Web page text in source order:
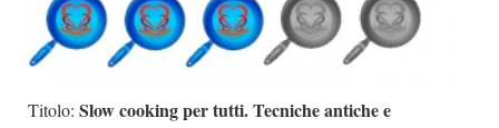
Rassegna Stampa
Archivio
Titolo: Slow cooking per tutti. Tecniche antiche e